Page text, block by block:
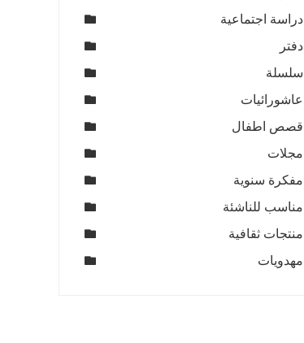
دراسة اجتماعية
دفتر
سلسلة
عاشورائيات
قصص اطفال
مجلات
مفكرة سنوية
مناسب للناشئة
منتجات ثقافية
مهدويات